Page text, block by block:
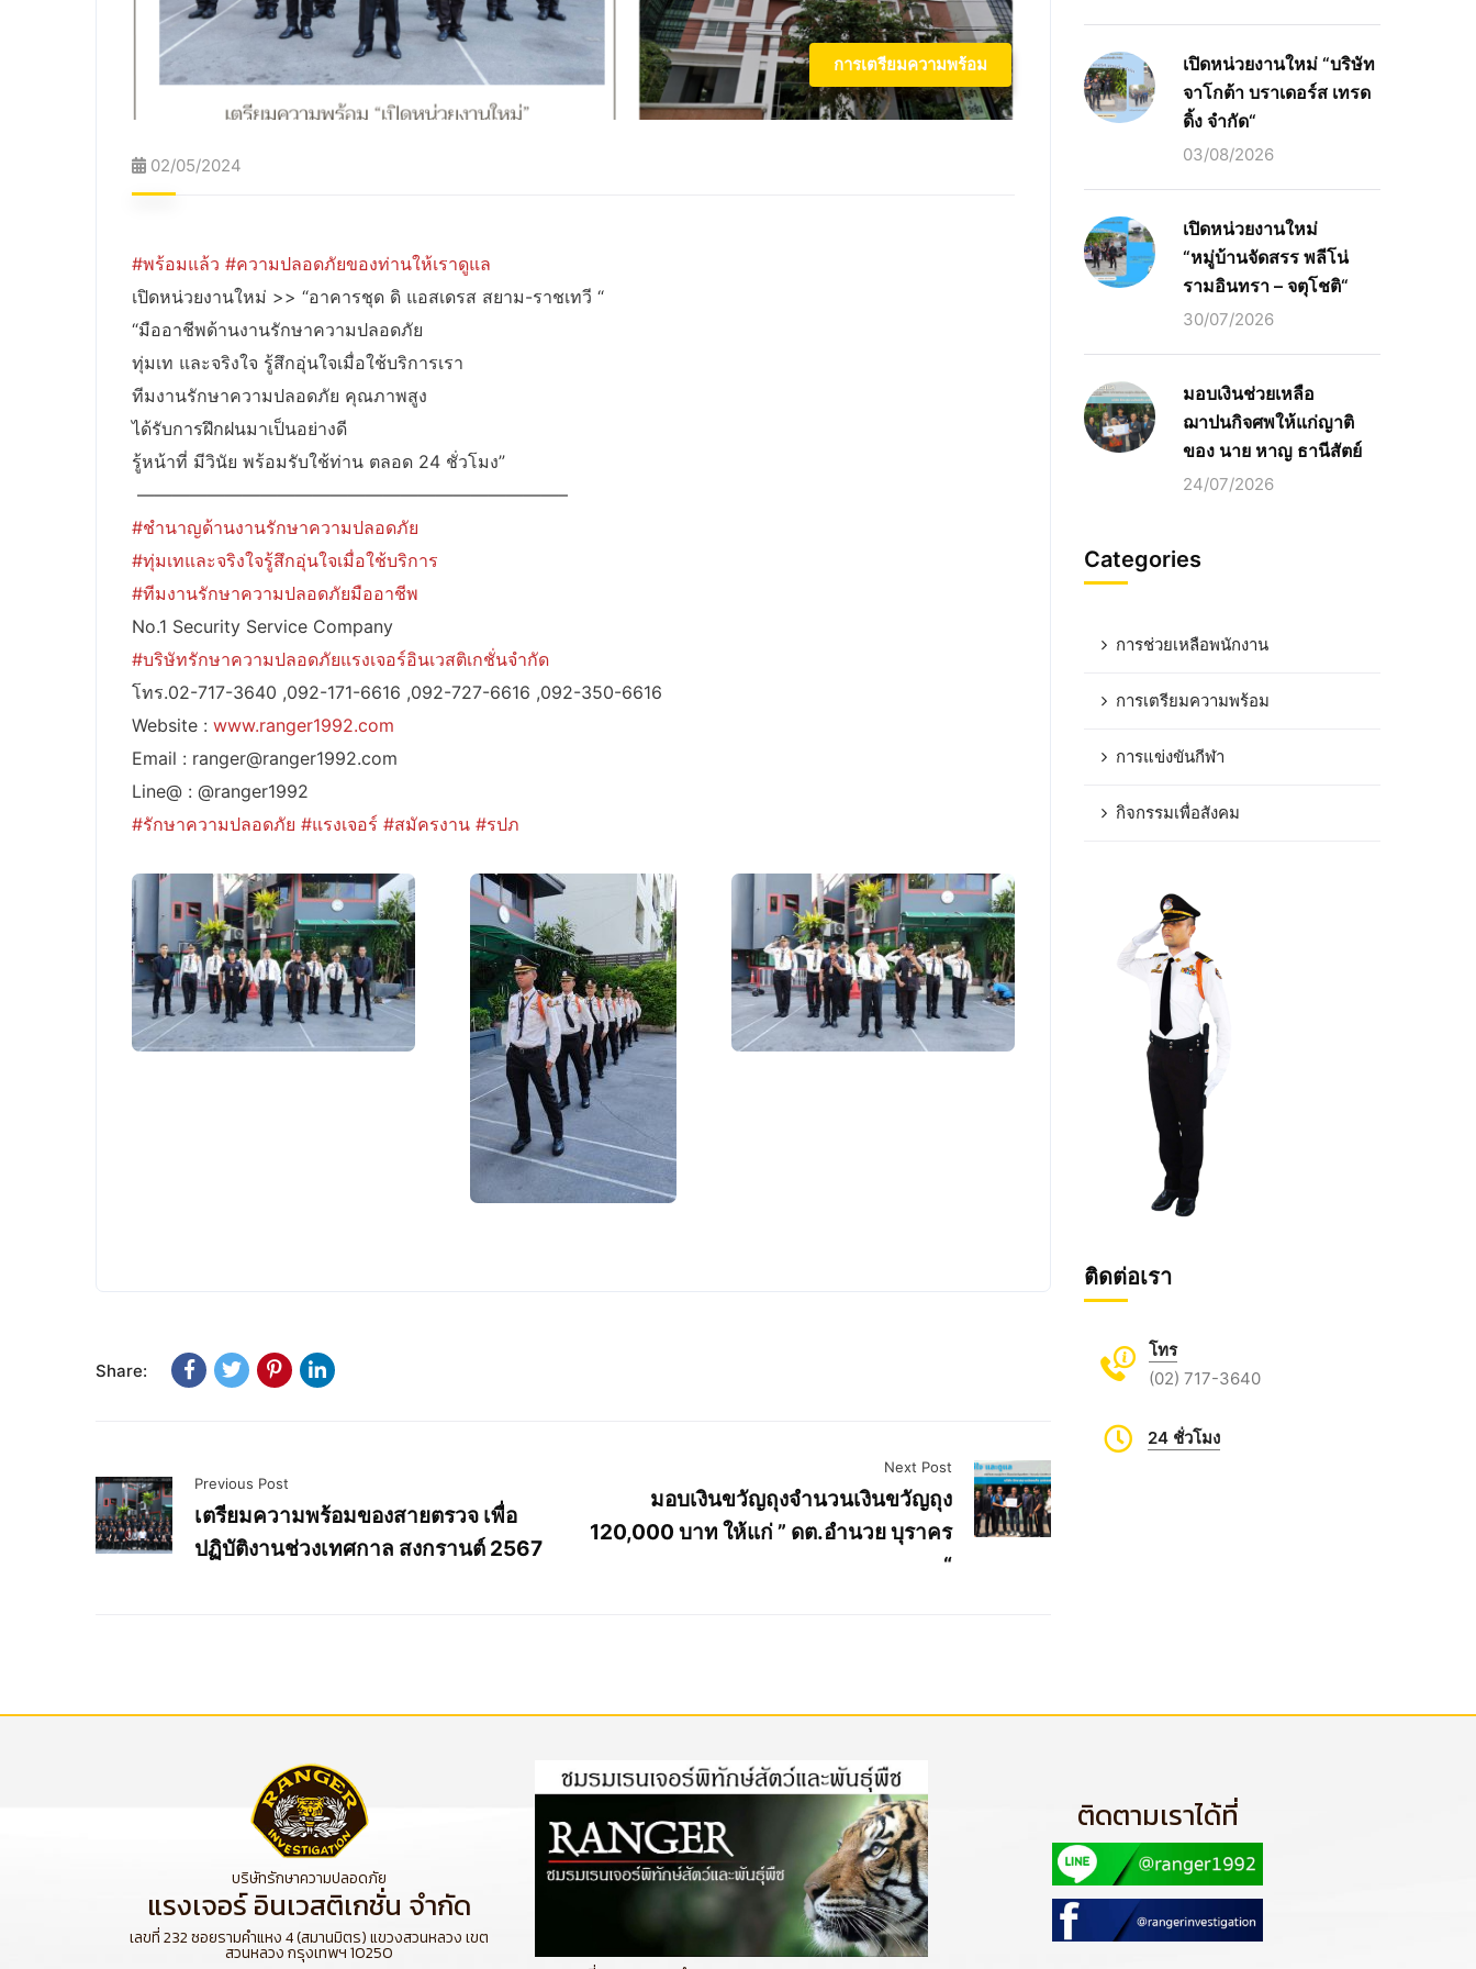
การเตรียมความพร้อม
02/05/2024
#พร้อมแล้ว #ความปลอดภัยของท่านให้เราดูแล
เปิดหน่วยงานใหม่ >> “อาคารชุด ดิ แอสเดรส สยาม-ราชเทวี “
“มืออาชีพด้านงานรักษาความปลอดภัย
ทุ่มเท และจริงใจ รู้สึกอุ่นใจเมื่อใช้บริการเรา
ทีมงานรักษาความปลอดภัย คุณภาพสูง
ได้รับการฝึกฝนมาเป็นอย่างดี
รู้หน้าที่ มีวินัย พร้อมรับใช้ท่าน ตลอด 24 ชั่วโมง”
————————————————————————–
#ชำนาญด้านงานรักษาความปลอดภัย
#ทุ่มเทและจริงใจรู้สึกอุ่นใจเมื่อใช้บริการ
#ทีมงานรักษาความปลอดภัยมืออาชีพ
No.1 Security Service Company
#บริษัทรักษาความปลอดภัยแรงเจอร์อินเวสติเกชั่นจำกัด
โทร.02-717-3640 ,092-171-6616 ,092-727-6616 ,092-350-6616
Website : www.ranger1992.com
Email : ranger@ranger1992.com
Line@ : @ranger1992
#รักษาความปลอดภัย #แรงเจอร์ #สมัครงาน #รปภ
Share:
Previous Post
เตรียมความพร้อมของสายตรวจ เพื่อ
ปฏิบัติงานช่วงเทศกาล สงกรานต์ 2567
Next Post
มอบเงินขวัญถุงจำนวนเงินขวัญถุง
120,000 บาท ให้แก่ ” ดต.อำนวย บุราคร
“
เปิดหน่วยงานใหม่ “บริษัท
จาโกต้า บราเดอร์ส เทรด
ดิ้ง จำกัด“
03/08/2026
เปิดหน่วยงานใหม่
“หมู่บ้านจัดสรร พลีโน่
รามอินทรา – จตุโชติ“
30/07/2026
มอบเงินช่วยเหลือ
ฌาปนกิจศพให้แก่ญาติ
ของ นาย หาญ ธานีสัตย์
24/07/2026
Categories
การช่วยเหลือพนักงาน
การเตรียมความพร้อม
การแข่งขันกีฬา
กิจกรรมเพื่อสังคม
ติดต่อเรา
โทร
(02) 717-3640
24 ชั่วโมง
บริษัทรักษาความปลอดภัย
แรงเจอร์ อินเวสติเกชั่น จำกัด
เลขที่ 232 ซอยรามคำแหง 4 (สมานมิตร) แขวงสวนหลวง เขต
สวนหลวง กรุงเทพฯ 10250
ติดตามเราได้ที่